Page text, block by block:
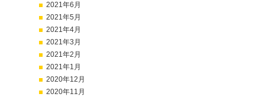
2021年6月
2021年5月
2021年4月
2021年3月
2021年2月
2021年1月
2020年12月
2020年11月